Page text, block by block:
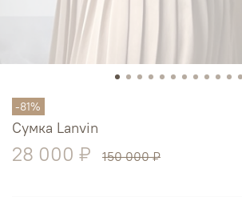
-81%
Сумка Lanvin
28 000 ₽ 150 000 ₽